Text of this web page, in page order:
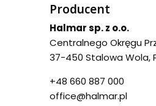
Producent
Halmar sp. z o.o.
Centralnego Okręgu
37-450 Stalowa Wola,
+48 660 887 000
office@halmar.pl